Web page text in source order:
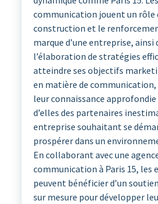
communication jouent un rôle
construction et le
marque d’une entreprise, ainsi
l’élaboration de stratégies
atteindre ses objectifs
en matière de
leur connaissance
d’elles des partenaires
entreprise souhaitant se
prospérer dans un
En collaborant avec une
communication à Paris 15, les
peuvent bénéficier d’un
sur mesure pour développer